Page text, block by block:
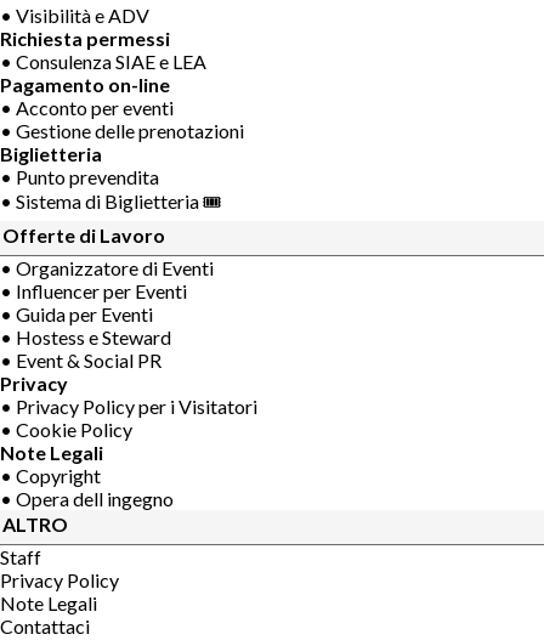
• Visibilità e ADV
Richiesta permessi
• Consulenza SIAE e LEA
Pagamento on-line
• Acconto per eventi
• Gestione delle prenotazioni
Biglietteria
• Punto prevendita
• Sistema di Biglietteria 🎟
Offerte di Lavoro
• Organizzatore di Eventi
• Influencer per Eventi
• Guida per Eventi
• Hostess e Steward
• Event & Social PR
Privacy
• Privacy Policy per i Visitatori
• Cookie Policy
Note Legali
• Copyright
• Opera dell ingegno
ALTRO
Staff
Privacy Policy
Note Legali
Contattaci